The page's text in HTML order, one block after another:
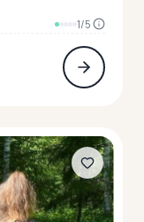
1/5